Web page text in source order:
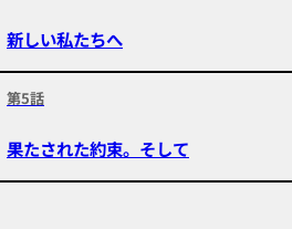
新しい私たちへ
第5話
果たされた約束。そして